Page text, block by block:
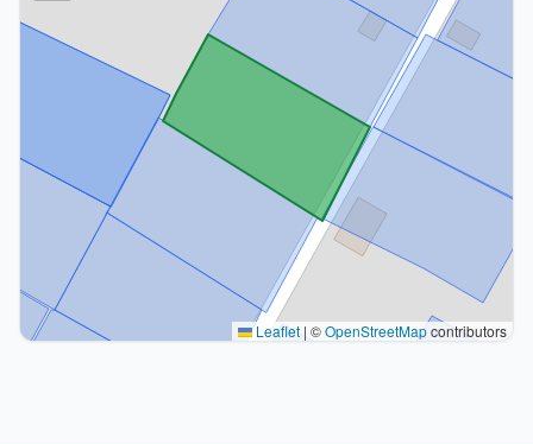
Leaflet | ©OpenStreetMapcontributors